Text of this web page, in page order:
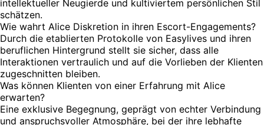
intellektueller Neugierde und kultiviertem persönlichen Stil
schätzen.
Wie wahrt Alice Diskretion in ihren Escort-Engagements?
Durch die etablierten Protokolle von Easylives und ihren
beruflichen Hintergrund stellt sie sicher, dass alle
Interaktionen vertraulich und auf die Vorlieben der Klienten
zugeschnitten bleiben.
Was können Klienten von einer Erfahrung mit Alice
erwarten?
Eine exklusive Begegnung, geprägt von echter Verbindung
und anspruchsvoller Atmosphäre, bei der ihre lebhafte